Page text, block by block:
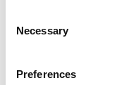
Selection
Necessary
Preferences